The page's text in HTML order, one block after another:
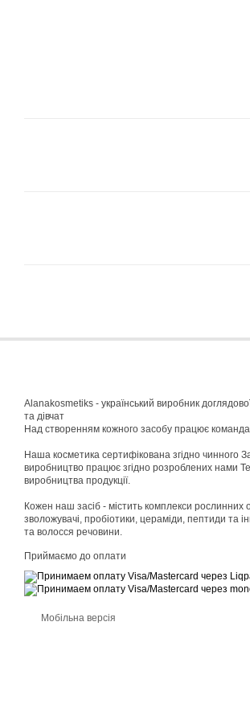
Alanakosmetiks - український виробник
та дівчат
Над створенням кожного засобу працює команда
Наша косметика сертифікована згідно чинного
виробництво працює згідно розроблених нами
виробництва продукції.
Кожен наш засіб - містить комплекси рослинних
зволожувачі, пробіотики, цераміди, пептиди та
та волосся речовини.
Приймаємо до оплати
Мобільна версія